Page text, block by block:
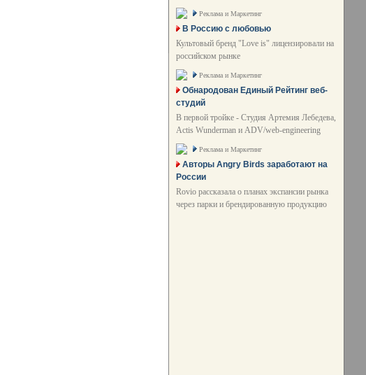
Реклама и Маркетинг
В Россию с любовью
Культовый бренд "Love is" лицензировали на
российском рынке
Реклама и Маркетинг
Обнародован Единый Рейтинг веб-
студий
В первой тройке - Студия Артемия Лебедева,
Actis Wunderman и ADV/web-engineering
Реклама и Маркетинг
Авторы Angry Birds заработают на
России
Rovio рассказала о планах экспансии рынка
через парки и брендированную продукцию